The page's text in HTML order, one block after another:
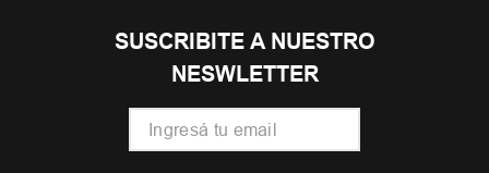
SUSCRIBITE A NUESTRO
NESWLETTER